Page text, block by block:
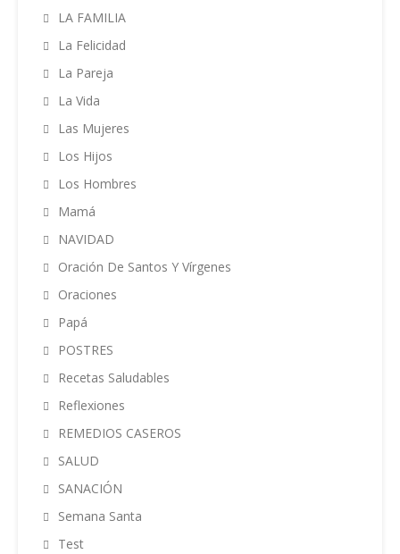
LA FAMILIA
La Felicidad
La Pareja
La Vida
Las Mujeres
Los Hijos
Los Hombres
Mamá
NAVIDAD
Oración De Santos Y Vírgenes
Oraciones
Papá
POSTRES
Recetas Saludables
Reflexiones
REMEDIOS CASEROS
SALUD
SANACIÓN
Semana Santa
Test